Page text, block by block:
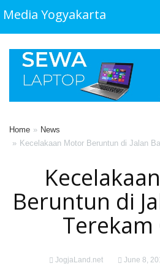
Media Yogyakarta
Home
News
Kecelakaan Motor Beruntun di Jalan
Beruntun di
Terekam
JogjaLand.net June 8,